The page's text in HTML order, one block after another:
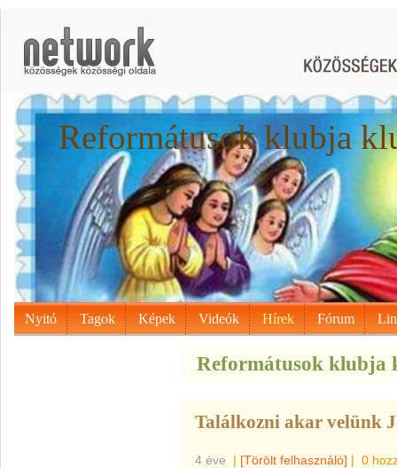
Reformátusok klubja
Nyitó Tagok Képek Videók Hírek Fórum
Reformátusok klubja
Találkozni akar velünk
4 éve | [Törölt felhasználó] | 0